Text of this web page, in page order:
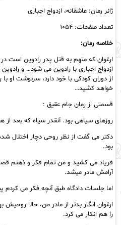
ژانر رمان: عاشقانه، ازدواج اجباری
تعداد صفحات: ۱۰۵۴
خلاصه رمان:
ارغوان که متهم به قتل پدر رادوین
ازدواج اجباری با رادوین می شود… و
از دوران کودکی با خود دارد، سرنوشت او با
خواهد کشید…
قسمتی از رمان جام عقیق :
روزهای سیاهی بود. آنقدر سیاه که بعد از
دکتر می گفت از نظر روحی دچار
بود.
فریاد می کشید و من تمام فکر و ذهنم
آرامش مادر میشد.
اما جلسات دادگاه طبق آنچه فکر می
ارغوان انگار بدتر از مادر من، حالا
را هم انکار می کرد.